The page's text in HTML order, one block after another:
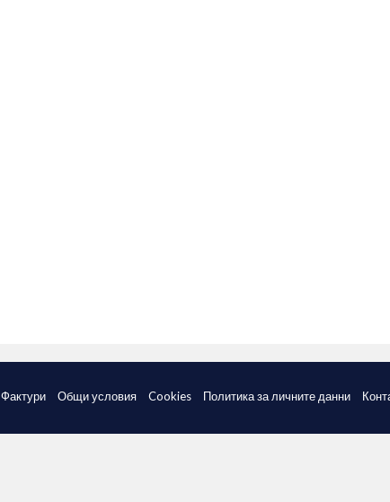
Фактури Общи условия Cookies Политика за личните данни